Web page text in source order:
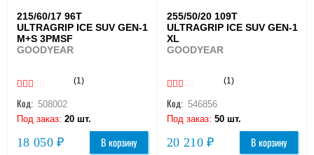
215/60/17 96T
ULTRAGRIP ICE SUV GEN-1
M+S 3PMSF
GOODYEAR
(1)
Код: 508002
Под заказ: 20 шт.
18 050 ₽ В корзину
255/50/20 109T
ULTRAGRIP ICE SUV GEN-1
XL
GOODYEAR
(1)
Код: 546856
Под заказ: 50 шт.
20 210 ₽ В корзину